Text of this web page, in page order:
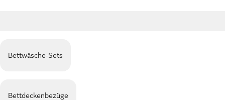
Bettwäsche-Sets
Bettdeckenbezüge